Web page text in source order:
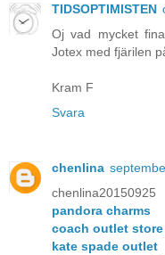
TIDSOPTIMISTEN
Oj vad mycket
Jotex med fjärilen
Kram F
Svara
chenlina
chenlina20150925
pandora charms
coach outlet
kate spade outlet